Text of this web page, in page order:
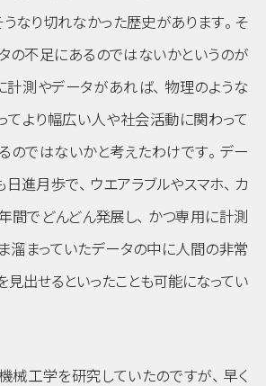
うなり切れなかった歴史があります。 そ
の不足にあるのではないかというのが
計測やデータがあれば、 物理のような
てより幅広い人や社会活動に関わって
のではないかと考えたわけです。 デー
日進月歩で、 ウエアラブルやスマホ、 カ
間でどんどん発展し、 かつ専用に計測
溜まっていたデータの中に人間の非常
出せるといったことも可能になってい
械工学を研究していたのですが、 早く